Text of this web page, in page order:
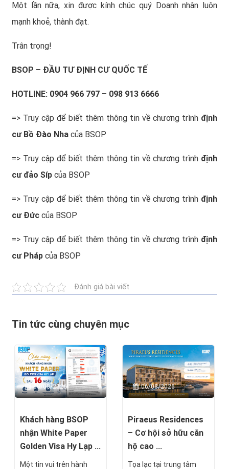
Một lần nữa, xin được kính chúc quý Doanh nhân luôn
mạnh khoẻ, thành đạt.
Trân trọng!
BSOP – ĐẦU TƯ ĐỊNH CƯ QUỐC TẾ
HOTLINE: 0904 966 797 – 098 913 6666
=> Truy cập để biết thêm thông tin về chương trình định
cư Bồ Đào Nha của BSOP
=> Truy cập để biết thêm thông tin về chương trình định
cư đảo Síp của BSOP
=> Truy cập để biết thêm thông tin về chương trình định
cư Đức của BSOP
=> Truy cập để biết thêm thông tin về chương trình định
cư Pháp của BSOP
Đánh giá bài viết
Tin tức cùng chuyên mục
08/08/2026
Khách hàng BSOP
nhận White Paper
Golden Visa Hy Lạp ...
Một tin vui trên hành
06/08/2026
Piraeus Residences
– Cơ hội sở hữu căn
hộ cao ...
Tọa lạc tại trung tâm